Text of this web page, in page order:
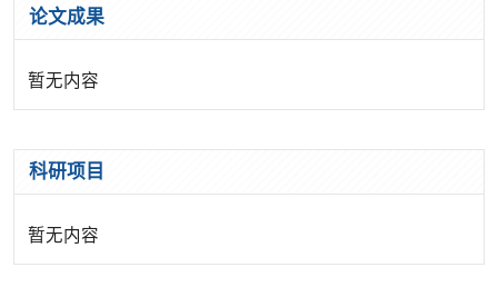
论文成果
暂无内容
科研项目
暂无内容